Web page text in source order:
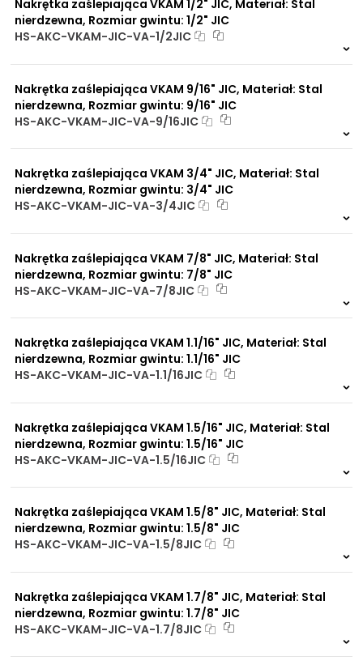
Nakrętka zaślepiająca VKAM 1/2" JIC, Materiał: Stal
nierdzewna, Rozmiar gwintu: 1/2" JIC
HS-AKC-VKAM-JIC-VA-1/2JIC
Nakrętka zaślepiająca VKAM 9/16" JIC, Materiał: Stal
nierdzewna, Rozmiar gwintu: 9/16" JIC
HS-AKC-VKAM-JIC-VA-9/16JIC
Nakrętka zaślepiająca VKAM 3/4" JIC, Materiał: Stal
nierdzewna, Rozmiar gwintu: 3/4" JIC
HS-AKC-VKAM-JIC-VA-3/4JIC
Nakrętka zaślepiająca VKAM 7/8" JIC, Materiał: Stal
nierdzewna, Rozmiar gwintu: 7/8" JIC
HS-AKC-VKAM-JIC-VA-7/8JIC
Nakrętka zaślepiająca VKAM 1.1/16" JIC, Materiał: Stal
nierdzewna, Rozmiar gwintu: 1.1/16" JIC
HS-AKC-VKAM-JIC-VA-1.1/16JIC
Nakrętka zaślepiająca VKAM 1.5/16" JIC, Materiał: Stal
nierdzewna, Rozmiar gwintu: 1.5/16" JIC
HS-AKC-VKAM-JIC-VA-1.5/16JIC
Nakrętka zaślepiająca VKAM 1.5/8" JIC, Materiał: Stal
nierdzewna, Rozmiar gwintu: 1.5/8" JIC
HS-AKC-VKAM-JIC-VA-1.5/8JIC
Nakrętka zaślepiająca VKAM 1.7/8" JIC, Materiał: Stal
nierdzewna, Rozmiar gwintu: 1.7/8" JIC
HS-AKC-VKAM-JIC-VA-1.7/8JIC